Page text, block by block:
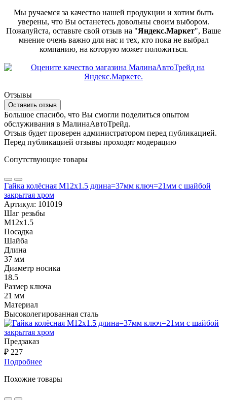
Мы ручаемся за качество нашей продукции и хотим быть
уверены, что Вы останетесь довольны своим выбором.
Пожалуйста, оставьте свой отзыв на "Яндекс.Маркет", Ваше
мнение очень важно для нас и тех, кто пока не выбрал
компанию, на которую может положиться.
Отзывы
Оставить отзыв
Большое спасибо, что Вы смогли поделиться опытом
обслуживания в МалинаАвтоТрейд.
Отзыв будет проверен администратором перед публикацией.
Перед публикацией отзывы проходят модерацию
Сопутствующие товары
Гайка колёсная М12x1.5 длина=37мм ключ=21мм с шайбой
закрытая хром
Артикул: 101019
Шаг резьбы
М12х1.5
Посадка
Шайба
Длина
37 мм
Диаметр носика
18.5
Размер ключа
21 мм
Материал
Высоколегированная сталь
Предзаказ
₽ 227
Подробнее
Похожие товары